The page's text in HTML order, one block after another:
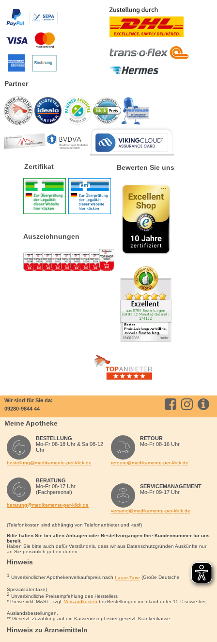
Partner
Zertifikat
Auszeichnungen
Bewerten Sie uns
Wir sind für Sie da:
09280-9844 44
Meine Apotheke
BESTELLUNG
Mo-Fr 08-18 Uhr & Sa 08-12
Uhr
bestellung@medikamente-per-klick.de
BERATUNG
Mo-Fr 08-17 Uhr
(Fachpersonal)
beratung@medikamente-per-klick.de
RETOUR
Mo-Fr 08-16 Uhr
retoure@medikamente-per-klick.de
SERVICEMANAGEMENT
Mo-Fr 09-17 Uhr
versand@medikamente-per-klick.de
(Telefonkosten sind abhängig von Telefonanbieter und -tarif)
Bitte halten Sie bei allen Anfragen oder Bestellvorgängen Ihre Kundennummer für uns
bereit.
Haben Sie bitte auch dafür Verständnis, dass wir aus Datenschutzgründen Auskünfte nur
an Sie persönlich geben dürfen.
Hinweis
1 Unverbindlicher Apothekenverkaufspreis nach Lauer-Taxe (Große Deutsche
Spezialitätentaxe)
2 Unverbindliche Preisempfehlung des Herstellers
* Preise inkl. MwSt., zzgl. Versandkosten bei Bestellungen im Inland unter 15 €sowie bei
Auslandsbestellungen.
** Gesetzl. Zuzahlung auf ein Kassenrezept einer gesetzl. Krankenkasse.
Hinweis zu Arzneimitteln